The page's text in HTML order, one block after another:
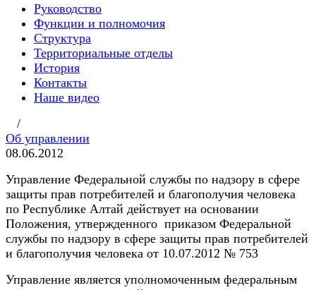
Руководство
Функции и полномочия
Структура
Территориальные отделы
История
Контакты
Наше видео
/
Об управлении
08.06.2012
Управление Федеральной службы по надзору в сфере
защиты прав потребителей и благополучия человека
по Республике Алтай действует на основании
Положения, утвержденного приказом Федеральной
службы по надзору в сфере защиты прав потребителей
и благополучия человека от 10.07.2012 № 753
Управление является уполномоченным федеральным